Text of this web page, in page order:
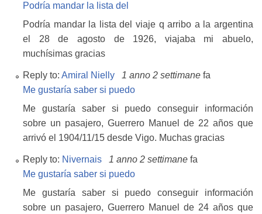
Podría mandar la lista del
Podría mandar la lista del viaje q arribo a la argentina
el 28 de agosto de 1926, viajaba mi abuelo,
muchísimas gracias
Reply to: Amiral Nielly 1 anno 2 settimane fa
Me gustaría saber si puedo
Me gustaría saber si puedo conseguir información
sobre un pasajero, Guerrero Manuel de 22 años que
arrivó el 1904/11/15 desde Vigo. Muchas gracias
Reply to: Nivernais 1 anno 2 settimane fa
Me gustaría saber si puedo
Me gustaría saber si puedo conseguir información
sobre un pasajero, Guerrero Manuel de 24 años que